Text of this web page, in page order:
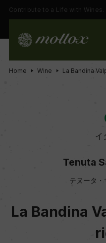
Contribute to a Life with Wines.
Home Wine La Bandina
イ
Tenuta
テヌータ・
La Bandina